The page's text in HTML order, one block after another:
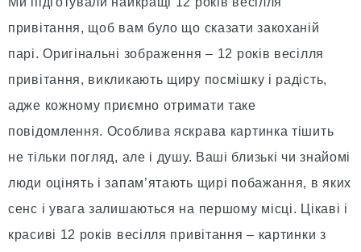
привітання, щоб вам було що сказати закоханій
парі. Оригінальні зображення – 12 років весілля
привітання, викликають щиру посмішку і радість,
адже кожному приємно отримати таке
повідомлення. Особлива яскрава картинка тішить
не тільки погляд, але і душу. Ваші близькі чи знайомі
люди оцінять і запам’ятають щирі побажання, в яких
сенс і увага залишаються на першому місці. Цікаві і
красиві 12 років весілля привітання – картинки з